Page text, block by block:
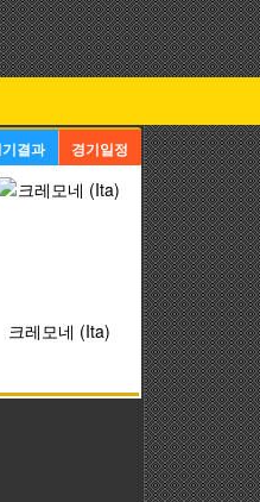
결과 경기일정
크레모네 (Ita)